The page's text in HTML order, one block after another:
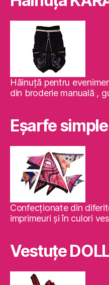
Hăinuţă pentru
din broderie manuală ,
Eşarfe
Confecţionate din
imprimeuri şi în culori
Vestuţe